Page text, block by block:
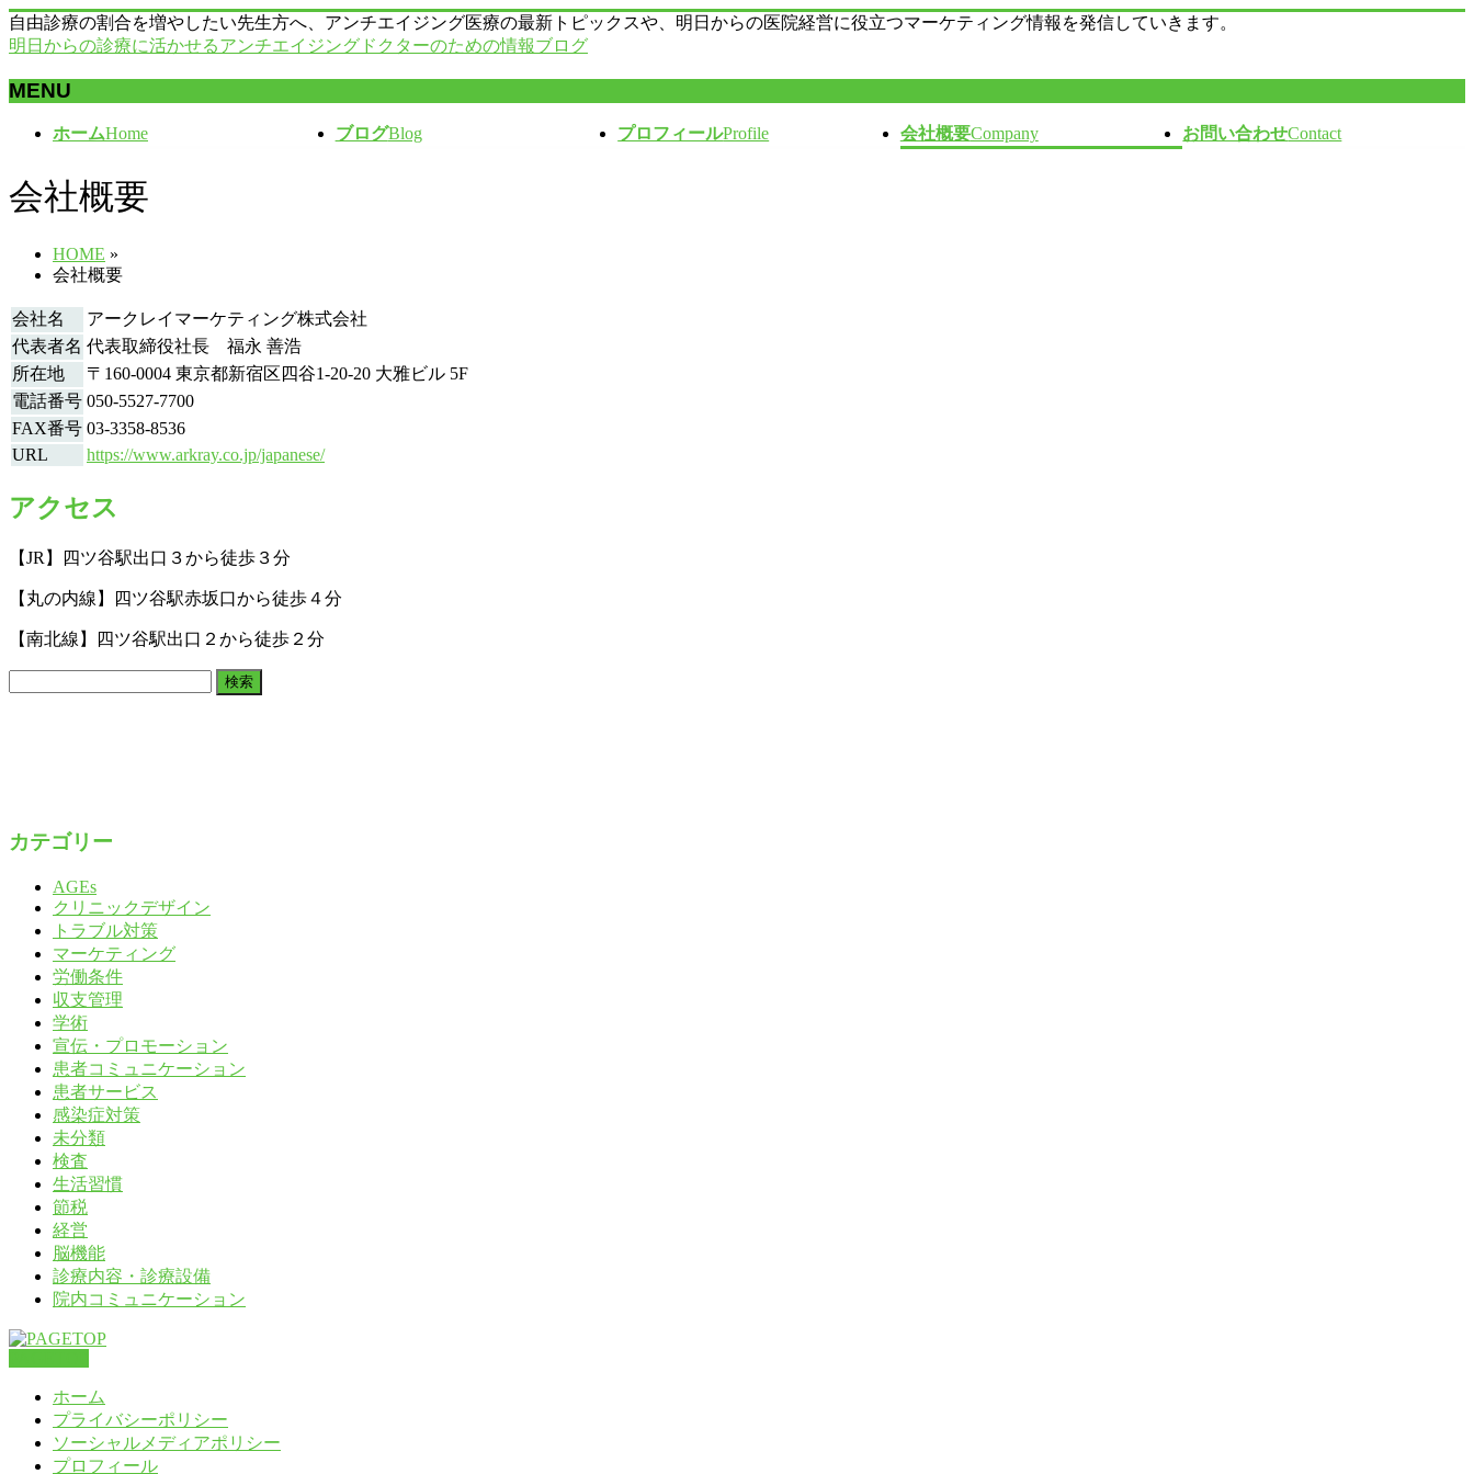
自由診療の割合を増やしたい先生方へ、アンチエイジング医療の最新トピックスや、明日からの医院経営に役立つマーケティング情報を発信していきます。
明日からの診療に活かせるアンチエイジングドクターのための情報ブログ
MENU
ュ
ー
ホームHome ブログBlog プロフィールProfile 会社概要Company お問い合わせContact
会社概要
HOME »
会社概要
会社名
アークレイマーケティング株式会社
代表者名 代表取締役社長 福永 善浩
所在地
〒160-0004 東京都新宿区四谷1-20-20 大雅ビル 5F
電話番号 050-5527-7700
FAX番号 03-3358-8536
URL
https://www.arkray.co.jp/japanese/
アクセス
【JR】四ツ谷駅出口３から徒歩３分
【丸の内線】四ツ谷駅赤坂口から徒歩４分
【南北線】四ツ谷駅出口２から徒歩２分
カテゴリー
AGEs
クリニックデザイン
トラブル対策
マーケティング
労働条件
収支管理
学術
宣伝・プロモーション
患者コミュニケーション
患者サービス
感染症対策
未分類
検査
生活習慣
節税
経営
脳機能
診療内容・診療設備
院内コミュニケーション
ホーム
プライバシーポリシー
ソーシャルメディアポリシー
プロフィール